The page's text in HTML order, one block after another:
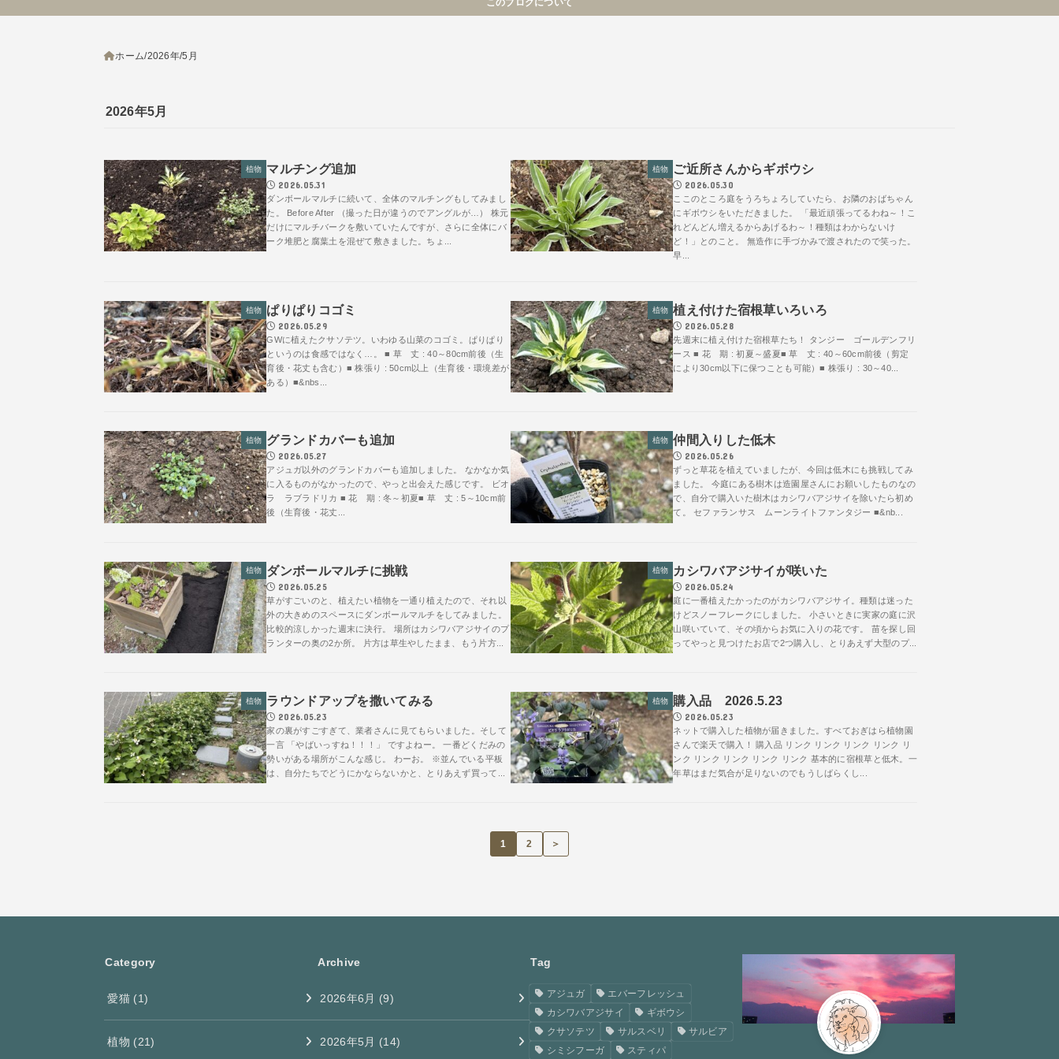
このブログについて
ホーム 2026年 5月
2026年5月
植物 マルチング追加
2026.05.31
ダンボールマルチに続いて、全体のマルチングもしてみまし
た。 Before After （撮った日が違うのでアングルが…） 株元
だけにマルチバークを敷いていたんですが、さらに全体にバ
ーク堆肥と腐葉土を混ぜて敷きました。ちょ...
植物 ご近所さんからギボウシ
2026.05.30
ここのところ庭をうろちょろしていたら、お隣のおばちゃん
にギボウシをいただきました。 「最近頑張ってるわね～！こ
れどんどん増えるからあげるわ～！種類はわからないけ
ど！」とのこと。 無造作に手づかみで渡されたので笑った。
早...
植物 ぱりぱりコゴミ
2026.05.29
GWに植えたクサソテツ。いわゆる山菜のコゴミ。ぱりぱり
というのは食感ではなく…。 ■ 草 丈 : 40～80cm前後（生
育後・花丈も含む）■ 株張り : 50cm以上（生育後・環境差が
ある）■&nbs...
植物 植え付けた宿根草いろいろ
2026.05.28
先週末に植え付けた宿根草たち！ タンジー ゴールデンフリ
ース ■ 花 期 : 初夏～盛夏■ 草 丈 : 40～60cm前後（剪定
により30cm以下に保つことも可能）■ 株張り : 30～40...
植物 グランドカバーも追加
2026.05.27
アジュガ以外のグランドカバーも追加しました。 なかなか気
に入るものがなかったので、やっと出会えた感じです。 ビオ
ラ ラブラドリカ ■ 花 期 : 冬～初夏■ 草 丈 : 5～10cm前
後（生育後・花丈...
植物 仲間入りした低木
2026.05.26
ずっと草花を植えていましたが、今回は低木にも挑戦してみ
ました。 今庭にある樹木は造園屋さんにお願いしたものなの
で、自分で購入いた樹木はカシワバアジサイを除いたら初め
て。 セファランサス ムーンライトファンタジー ■&nb...
植物 ダンボールマルチに挑戦
2026.05.25
草がすごいのと、植えたい植物を一通り植えたので、それ以
外の大きめのスペースにダンボールマルチをしてみました。
比較的涼しかった週末に決行。 場所はカシワバアジサイのプ
ランターの奥の2か所。 片方は草生やしたまま、もう片方...
植物 カシワバアジサイが咲いた
2026.05.24
庭に一番植えたかったのがカシワバアジサイ。種類は迷った
けどスノーフレークにしました。 小さいときに実家の庭に沢
山咲いていて、その頃からお気に入りの花です。 苗を探し回
ってやっと見つけたお店で2つ購入し、とりあえず大型のプ...
植物 ラウンドアップを撒いてみる
2026.05.23
家の裏がすごすぎて、業者さんに見てもらいました。そして
一言 「やばいっすね！！！」 ですよねー。 一番どくだみの
勢いがある場所がこんな感じ。 わーお。 ※並んでいる平板
は、自分たちでどうにかならないかと、とりあえず買って...
植物 購入品 2026.5.23
2026.05.23
ネットで購入した植物が届きました。すべておぎはら植物園
さんで楽天で購入！ 購入品 リンク リンク リンク リンク リ
ンク リンク リンク リンク リンク 基本的に宿根草と低木。一
年草はまだ気合が足りないのでもうしばらくし...
1 2 ＞
Category
愛猫 (1)
植物 (21)
Archive
2026年6月 (9)
2026年5月 (14)
Tag
アジュガ
エバーフレッシュ
カシワバアジサイ
ギボウシ
クサソテツ
サルスベリ
サルビア
シミシフーガ
スティパ